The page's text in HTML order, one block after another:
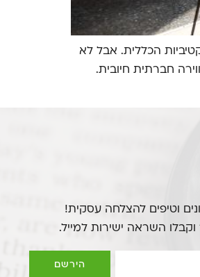
שלוקחים הפסקות איכותיות במהלך יום העבודה מציגים עלייה של עד 16% בריכוז ו-11% בפרודוקטיביות הכללית. אבל לא
חברתית חיובית.
וטיפים להצלחה עסקית!
וקבלו השראה ישירות למייל.
הירשם